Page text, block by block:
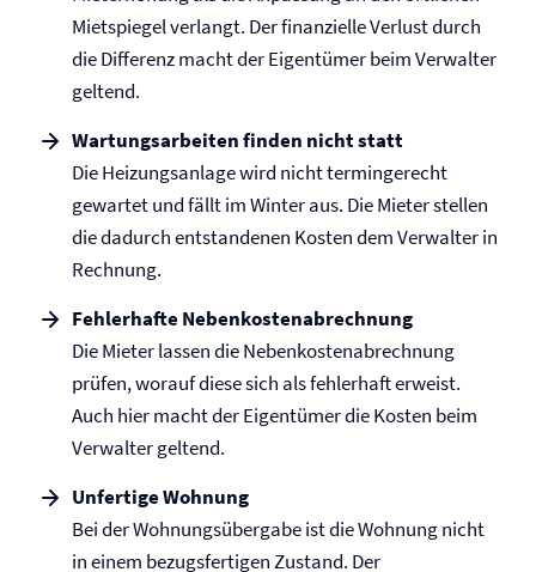
Mietspiegel verlangt. Der finanzielle Verlust durch
die Differenz macht der Eigentümer beim Verwalter
geltend.
Wartungsarbeiten finden nicht statt
Die Heizungsanlage wird nicht termin­gerecht
gewartet und fällt im Winter aus. Die Mieter stellen
die dadurch entstandenen Kosten dem Verwalter in
Rechnung.
Fehlerhafte Nebenkostenabrechnung
Die Mieter lassen die Nebenkosten­abrechnung
prüfen, worauf diese sich als fehlerhaft erweist.
Auch hier macht der Eigentümer die Kosten beim
Verwalter geltend.
Unfertige Wohnung
Bei der Wohnungsübergabe ist die Wohnung nicht
in einem bezugsfertigen Zustand. Der